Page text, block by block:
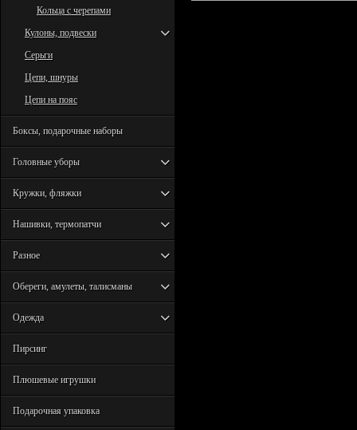
Кольца с черепами
Кулоны, подвески
Серьги
Цепи, шнуры
Цепи на пояс
Боксы, подарочные наборы
Головные уборы
Кружки, фляжки
Нашивки, термопатчи
Разное
Обереги, амулеты, талисманы
Одежда
Пирсинг
Плюшевые игрушки
Подарочная упаковка